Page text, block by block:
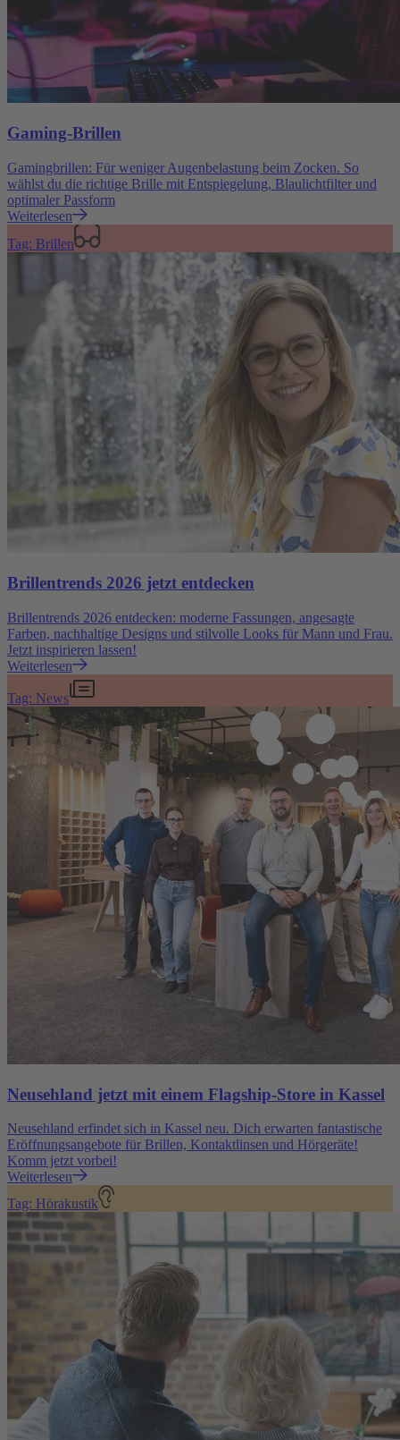
Gaming-Brillen
Gamingbrillen: Für weniger Augenbelastung beim Zocken. So
wählst du die richtige Brille mit Entspiegelung, Blaulichtfilter und
optimaler Passform
Weiterlesen
Tag: Brillen
Brillentrends 2026 jetzt entdecken
Brillentrends 2026 entdecken: moderne Fassungen, angesagte
Farben, nachhaltige Designs und stilvolle Looks für Mann und Frau.
Jetzt inspirieren lassen!
Weiterlesen
Tag: News
Neusehland jetzt mit einem Flagship-Store in Kassel
Neusehland erfindet sich in Kassel neu. Dich erwarten fantastische
Eröffnungsangebote für Brillen, Kontaktlinsen und Hörgeräte!
Komm jetzt vorbei!
Weiterlesen
Tag: Hörakustik